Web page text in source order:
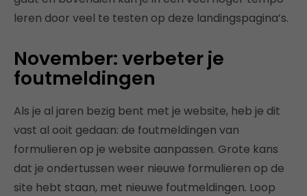
leren door veel te testen op deze landingspagina’s.
November: verbeter je
foutmeldingen
Als je al jaren bezig bent met je website, heb je dit
vast al ooit gedaan: de foutmeldingen van
formulieren op je website aanpassen. Grote kans
dat je ondertussen weer nieuwe formulieren op de
site hebt staan, met nieuwe foutmeldingen. Loop